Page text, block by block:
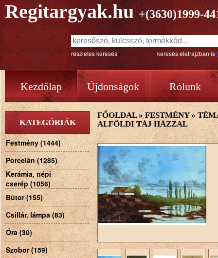
Regitargyak.hu +(3630)1999-
részletes keresés keresés életrajzban is
Kezdőlap Újdonságok Rólunk
KATEGÓRIÁK
Festmény (1444)
Porcelán (1285)
Kerámia, népi
cserép (1056)
Bútor (155)
Csillár, lámpa (83)
Óra (30)
Szobor (159)
FŐOLDAL»FESTMÉNY»
ALFÖLDI TÁJ HÁZZAL